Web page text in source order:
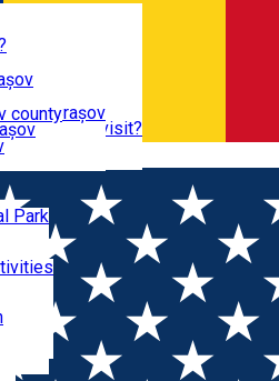
to visit?
- Brașov
county
Park